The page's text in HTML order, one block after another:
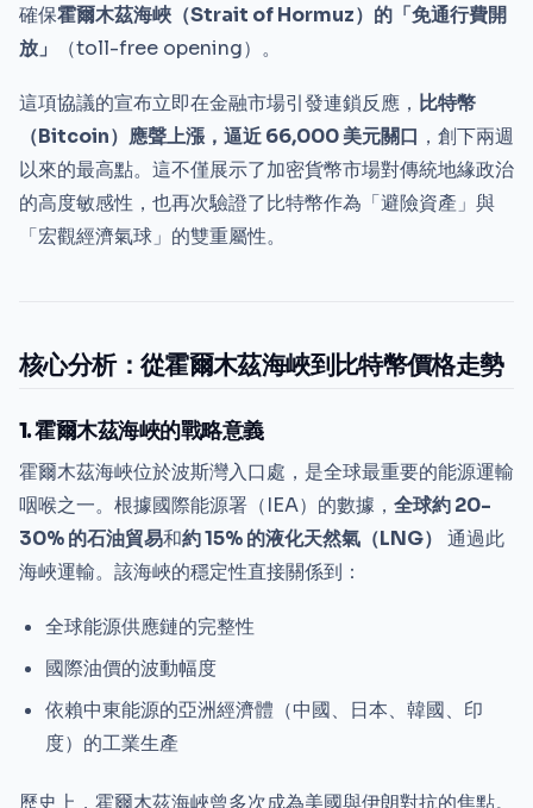
確保霍爾木茲海峽（Strait of Hormuz）的「免通行費開
放」
（toll-free opening）。
這項協議的宣布立即在金融市場引發連鎖反應， 比特幣
（Bitcoin）應聲上漲，逼近 66,000 美元關口 ，創下兩週
以來的最高點。這不僅展示了加密貨幣市場對傳統地緣政治
的高度敏感性，也再次驗證了比特幣作為「避險資產」與
「宏觀經濟氣球」的雙重屬性。
核心分析：從霍爾木茲海峽到比特幣價格走勢
1. 霍爾木茲海峽的戰略意義
霍爾木茲海峽位於波斯灣入口處，是全球最重要的能源運輸
咽喉之一。根據國際能源署（IEA）的數據， 全球約 20-
30% 的石油貿易和約 15% 的液化天然氣（LNG）
通過此
海峽運輸。該海峽的穩定性直接關係到：
全球能源供應鏈的完整性
國際油價的波動幅度
依賴中東能源的亞洲經濟體（中國、日本、韓國、印
度）的工業生產
歷史上，霍爾木茲海峽曾多次成為美國與伊朗對抗的焦點。